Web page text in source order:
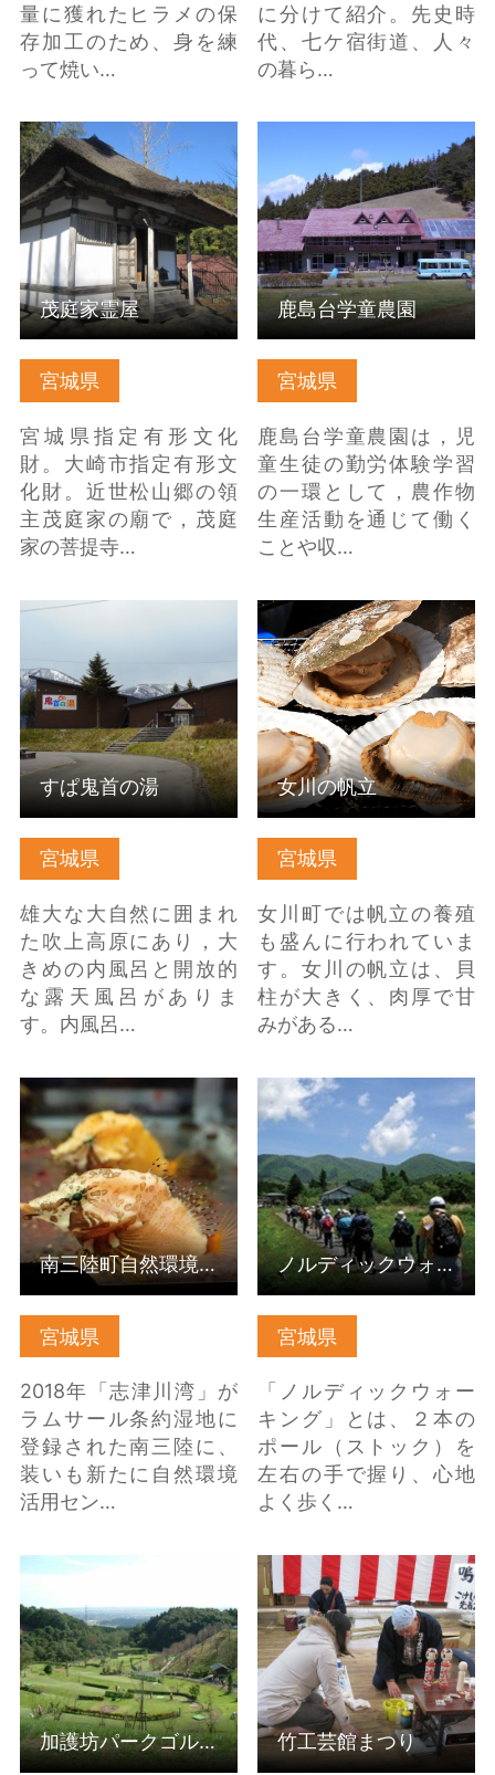
量に獲れたヒラメの保
存加工のため、身を練
って焼い…
に分けて紹介。先史時
代、七ケ宿街道、人々
の暮ら…
宮城県
宮城県指定有形文化
財。大崎市指定有形文
化財。近世松山郷の領
主茂庭家の廟で，茂庭
家の菩提寺…
茂庭家霊屋 の詳細はこ
ちら
茂庭家霊屋
宮城県
鹿島台学童農園は，児
童生徒の勤労体験学習
の一環として，農作物
生産活動を通じて働く
ことや収…
鹿島台学童農園 の詳細
鹿島台学童農園
宮城県
雄大な大自然に囲まれ
た吹上高原にあり，大
きめの内風呂と開放的
な露天風呂がありま
す。内風呂…
すぱ鬼首の湯 の詳細は
すぱ鬼首の湯
宮城県
女川町では帆立の養殖
も盛んに行われていま
す。女川の帆立は、貝
柱が大きく、肉厚で甘
みがある…
女川の帆立 の詳細はこ
ちら
女川の帆立
宮城県
2018年「志津川湾」が
ラムサール条約湿地に
登録された南三陸に、
装いも新たに自然環境
活用セン…
南三陸町自然環境活用
センター（ネイチャー
センター） の詳細はこ
ちら
南三陸町自然環境活用センター（ネイチャーセンター）
宮城県
「ノルディックウォー
キング」とは、２本の
ポール（ストック）を
左右の手で握り、心地
よく歩く…
ノルディックウォークin
中山平温泉 の詳細はこ
ちら
ノルディックウォークin中山平温泉
加護坊パークゴルフ場
加護坊パークゴルフ場
竹工芸館まつり の詳細
はこちら
竹工芸館まつり